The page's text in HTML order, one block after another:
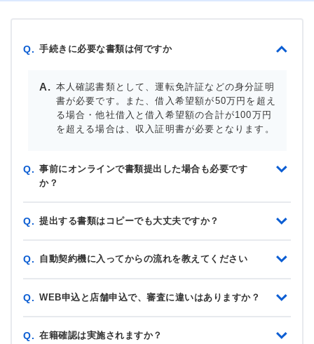
Q. 手続きに必要な書類は何ですか
本人確認書類として、運転免許証などの身分証明
書が必要です。また、借入希望額が50万円を超え
る場合・他社借入と借入希望額の合計が100万円
を超える場合は、収入証明書が必要となります。
Q. 事前にオンラインで書類提出した場合も必要です
か？
Q. 提出する書類はコピーでも大丈夫ですか？
Q. 自動契約機に入ってからの流れを教えてください
Q. WEB申込と店舗申込で、審査に違いはありますか？
Q. 在籍確認は実施されますか？